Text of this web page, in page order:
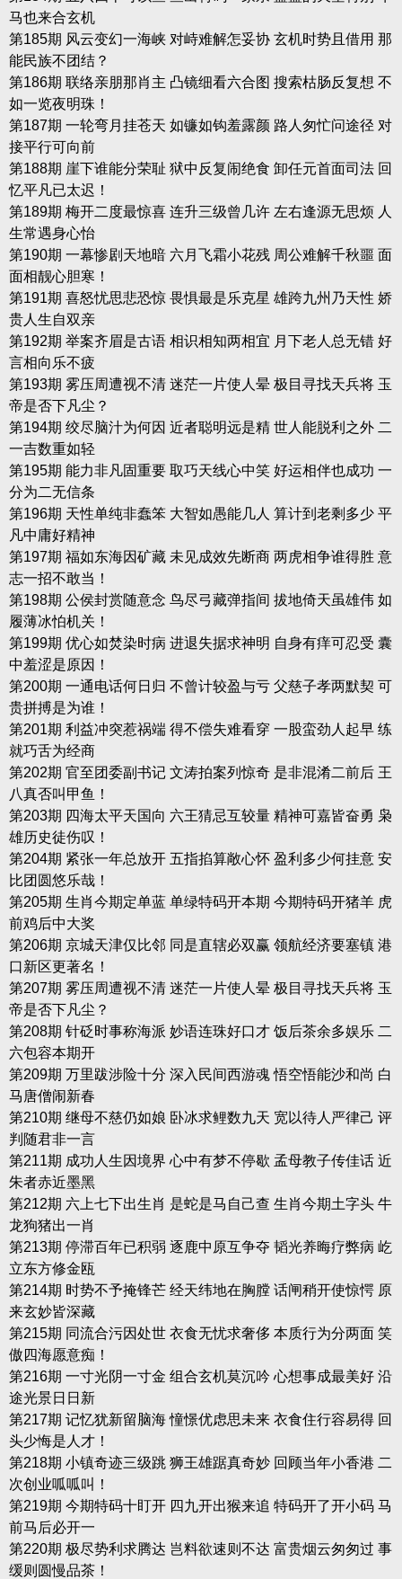
马也来合玄机
第185期 风云变幻一海峡 对峙难解怎妥协 玄机时势且借用 那
能民族不团结？
第186期 联络亲朋那肖主 凸镜细看六合图 搜索枯肠反复想 不
如一览夜明珠！
第187期 一轮弯月挂苍天 如镰如钩羞露颜 路人匆忙问途径 对
接平行可向前
第188期 崖下谁能分荣耻 狱中反复闹绝食 卸任元首面司法 回
忆平凡已太迟！
第189期 梅开二度最惊喜 连升三级曾几许 左右逢源无思烦 人
生常遇身心怡
第190期 一幕惨剧天地暗 六月飞霜小花残 周公难解千秋噩 面
面相靓心胆寒！
第191期 喜怒忧思悲恐惊 畏惧最是乐克星 雄跨九州乃天性 娇
贵人生自双亲
第192期 举案齐眉是古语 相识相知两相宜 月下老人总无错 好
言相向乐不疲
第193期 雾压周遭视不清 迷茫一片使人晕 极目寻找天兵将 玉
帝是否下凡尘？
第194期 绞尽脑汁为何因 近者聪明远是精 世人能脱利之外 二
一吉数重如轻
第195期 能力非凡固重要 取巧天线心中笑 好运相伴也成功 一
分为二无信条
第196期 天性单纯非蠢笨 大智如愚能几人 算计到老剩多少 平
凡中庸好精神
第197期 福如东海因矿藏 未见成效先断商 两虎相争谁得胜 意
志一招不敢当！
第198期 公侯封赏随意念 鸟尽弓藏弹指间 拔地倚天虽雄伟 如
履薄冰怕机关！
第199期 优心如焚染时病 进退失据求神明 自身有痒可忍受 囊
中羞涩是原因！
第200期 一通电话何日归 不曾计较盈与亏 父慈子孝两默契 可
贵拼搏是为谁！
第201期 利益冲突惹祸端 得不偿失难看穿 一股蛮劲人起早 练
就巧舌为经商
第202期 官至团委副书记 文涛拍案列惊奇 是非混淆二前后 王
八真否叫甲鱼！
第203期 四海太平天国向 六王猜忌互较量 精神可嘉皆奋勇 枭
雄历史徒伤叹！
第204期 紧张一年总放开 五指掐算敞心怀 盈利多少何挂意 安
比团圆悠乐哉！
第205期 生肖今期定单蓝 单绿特码开本期 今期特码开猪羊 虎
前鸡后中大奖
第206期 京城天津仅比邻 同是直辖必双赢 领航经济要塞镇 港
口新区更著名！
第207期 雾压周遭视不清 迷茫一片使人晕 极目寻找天兵将 玉
帝是否下凡尘？
第208期 针砭时事称海派 妙语连珠好口才 饭后茶余多娱乐 二
六包容本期开
第209期 万里跋涉险十分 深入民间西游魂 悟空悟能沙和尚 白
马唐僧闹新春
第210期 继母不慈仍如娘 卧冰求鲤数九天 宽以待人严律己 评
判随君非一言
第211期 成功人生因境界 心中有梦不停歇 孟母教子传佳话 近
朱者赤近墨黑
第212期 六上七下出生肖 是蛇是马自己查 生肖今期土字头 牛
龙狗猪出一肖
第213期 停滞百年已积弱 逐鹿中原互争夺 韬光养晦疗弊病 屹
立东方修金瓯
第214期 时势不予掩锋芒 经天纬地在胸膛 话闸稍开使惊愕 原
来玄妙皆深藏
第215期 同流合污因处世 衣食无忧求奢侈 本质行为分两面 笑
傲四海愿意痴！
第216期 一寸光阴一寸金 组合玄机莫沉吟 心想事成最美好 沿
途光景日日新
第217期 记忆犹新留脑海 憧憬优虑思未来 衣食住行容易得 回
头少悔是人才！
第218期 小镇奇迹三级跳 狮王雄踞真奇妙 回顾当年小香港 二
次创业呱呱叫！
第219期 今期特码十盯开 四九开出猴来追 特码开了开小码 马
前马后必开一
第220期 极尽势利求腾达 岂料欲速则不达 富贵烟云匆匆过 事
缓则圆慢品茶！